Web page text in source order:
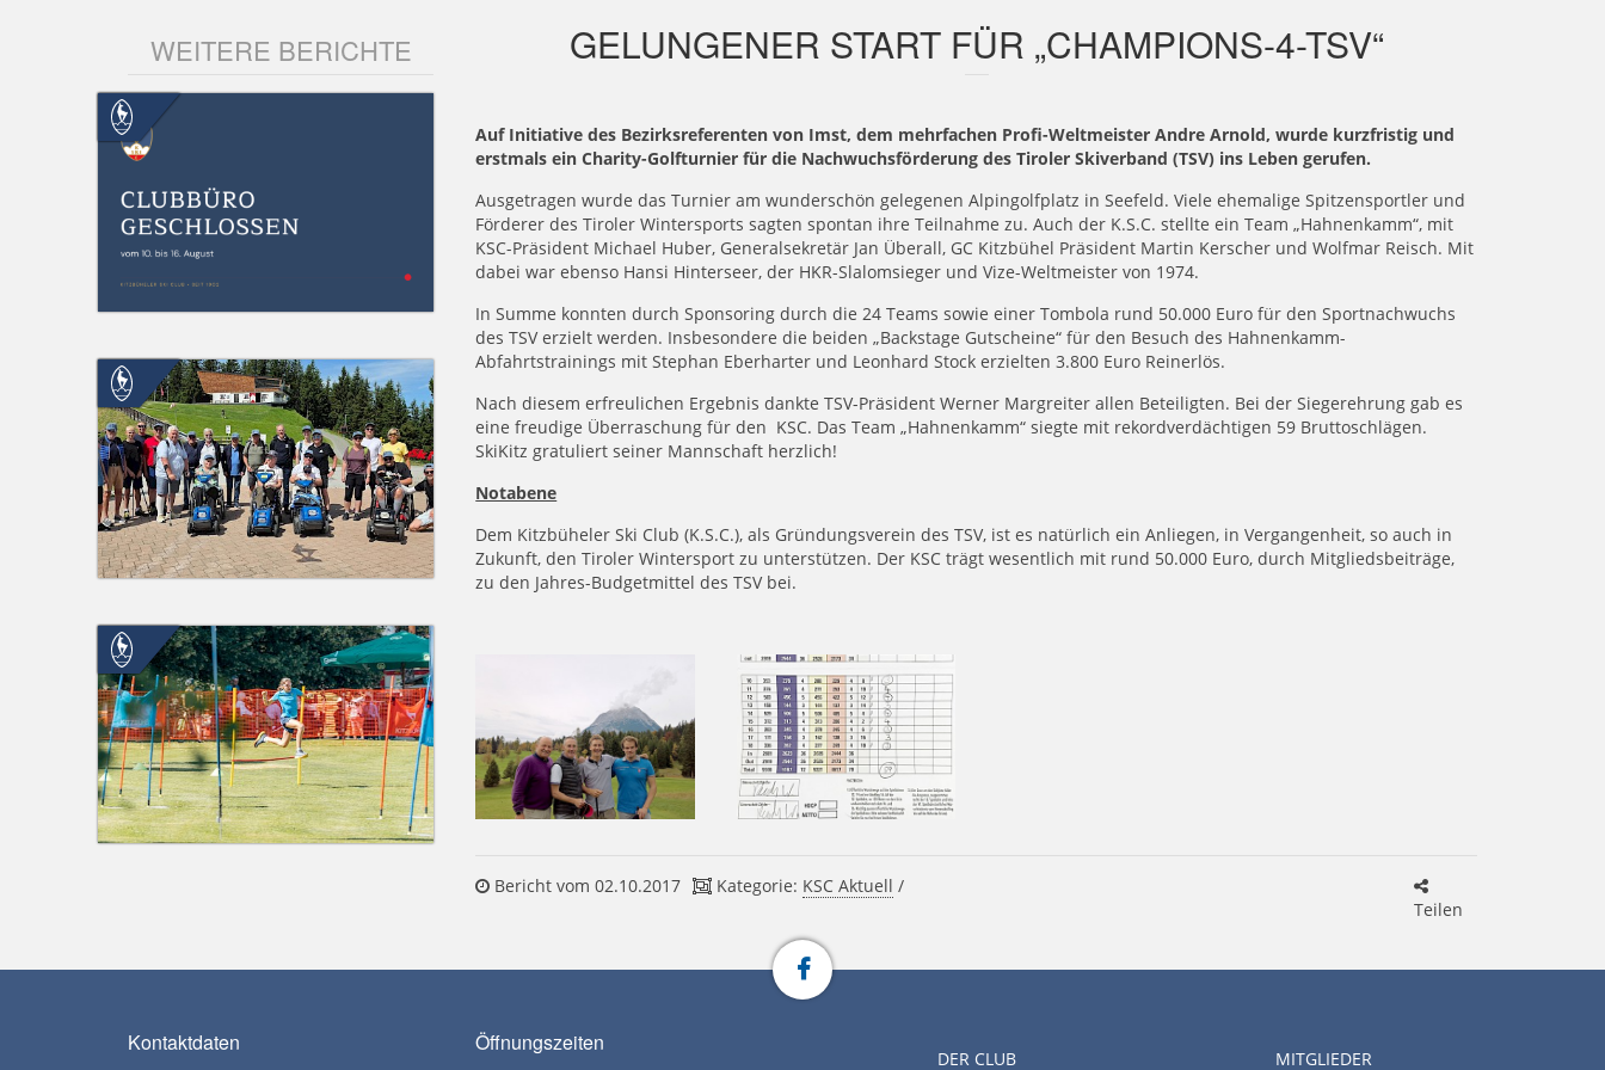
GELUNGENER START FÜR „CHAMPIONS-4-TSV“
Auf Initiative des Bezirksreferenten von Imst, dem mehrfachen Profi-Weltmeister Andre Arnold, wurde kurzfristig und
erstmals ein Charity-Golfturnier für die Nachwuchsförderung des Tiroler Skiverband (TSV) ins Leben gerufen.
Ausgetragen wurde das Turnier am wunderschön gelegenen Alpingolfplatz in Seefeld. Viele ehemalige Spitzensportler und
Förderer des Tiroler Wintersports sagten spontan ihre Teilnahme zu. Auch der K.S.C. stellte ein Team „Hahnenkamm“, mit
KSC-Präsident Michael Huber, Generalsekretär Jan Überall, GC Kitzbühel Präsident Martin Kerscher und Wolfmar Reisch. Mit
dabei war ebenso Hansi Hinterseer, der HKR-Slalomsieger und Vize-Weltmeister von 1974.
In Summe konnten durch Sponsoring durch die 24 Teams sowie einer Tombola rund 50.000 Euro für den Sportnachwuchs
des TSV erzielt werden. Insbesondere die beiden „Backstage Gutscheine“ für den Besuch des Hahnenkamm-
Abfahrtstrainings mit Stephan Eberharter und Leonhard Stock erzielten 3.800 Euro Reinerlös.
Nach diesem erfreulichen Ergebnis dankte TSV-Präsident Werner Margreiter allen Beteiligten. Bei der Siegerehrung gab es
eine freudige Überraschung für den KSC. Das Team „Hahnenkamm“ siegte mit rekordverdächtigen 59 Bruttoschlägen.
SkiKitz gratuliert seiner Mannschaft herzlich!
Notabene
Dem Kitzbüheler Ski Club (K.S.C.), als Gründungsverein des TSV, ist es natürlich ein Anliegen, in Vergangenheit, so auch in
Zukunft, den Tiroler Wintersport zu unterstützen. Der KSC trägt wesentlich mit rund 50.000 Euro, durch Mitgliedsbeiträge,
zu den Jahres-Budgetmittel des TSV bei.
Bericht vom 02.10.2017 Kategorie: KSC Aktuell /
Teilen
WEITERE BERICHTE
Kontaktdaten Öffnungszeiten
DER CLUB MITGLIEDER